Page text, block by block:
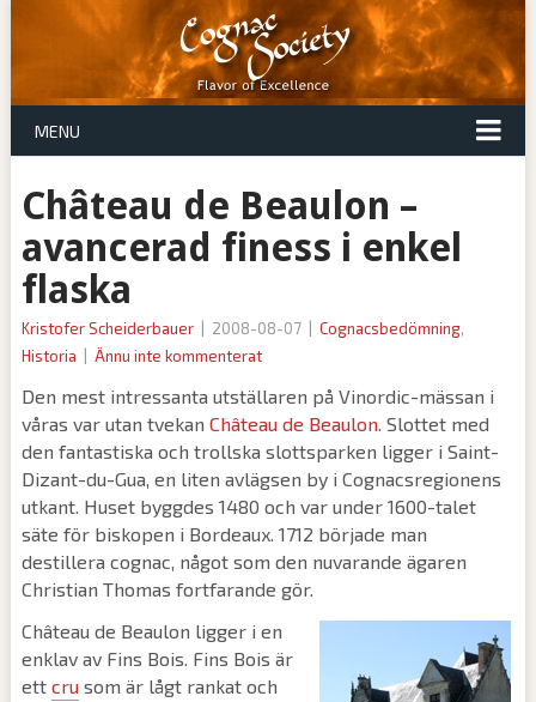
MENU
Château de Beaulon –
avancerad finess i enkel
flaska
Kristofer Scheiderbauer 2008-08-07 Cognacsbedömning,
Historia
Ännu inte kommenterat
Den mest intressanta utställaren på Vinordic-mässan i
våras var utan tvekan Château de Beaulon. Slottet med
den fantastiska och trollska slottsparken ligger i Saint-
Dizant-du-Gua, en liten avlägsen by i Cognacsregionens
utkant. Huset byggdes 1480 och var under 1600-talet
säte för biskopen i Bordeaux. 1712 började man
destillera cognac, något som den nuvarande ägaren
Christian Thomas fortfarande gör.
Château de Beaulon ligger i en
enklav av Fins Bois. Fins Bois är
ett cru som är lågt rankat och